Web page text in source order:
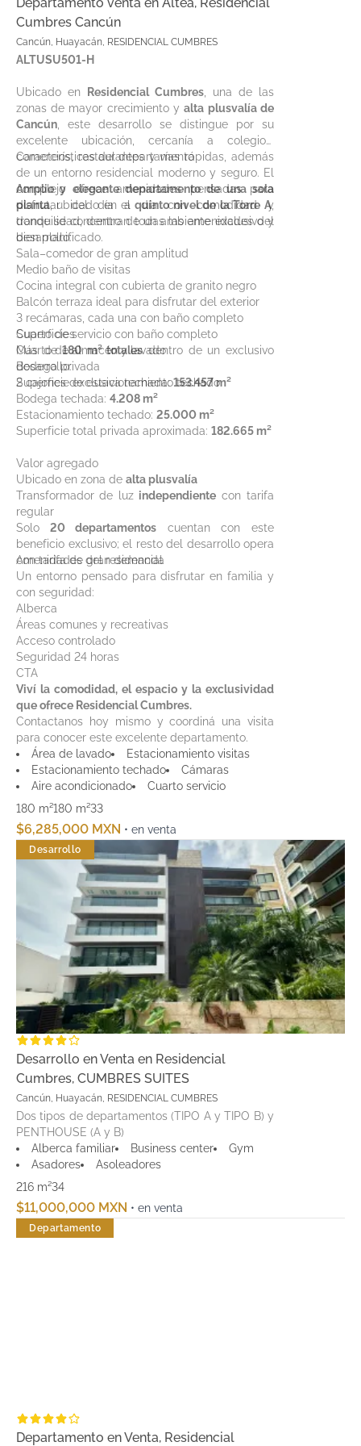
Cumbres Cancún
Cancún, Huayacán, RESIDENCIAL CUMBRES
ALTUSU501-H
Ubicado en Residencial Cumbres , una de las
zonas de mayor crecimiento y alta plusvalía de
Cancún , este desarrollo se distingue por su
excelente ubicación, cercanía a colegios,
comercios, restaurantes y vías rápidas, además
de un entorno residencial moderno y seguro. El
complejo ofrece amenidades pensadas para
disfrutar del día a día con comodidad y
tranquilidad, dentro de un ambiente exclusivo y
bien planificado.
Características del departamento
Amplio y elegante departamento de una sola
planta, ubicado en el quinto nivel de la Torre A,
donde se concentran todas las amenidades del
desarrollo:
Sala–comedor de gran amplitud
Medio baño de visitas
Cocina integral con cubierta de granito negro
Balcón terraza ideal para disfrutar del exterior
3 recámaras, cada una con baño completo
Cuarto de servicio con baño completo
Cuarto de almacén y lavado
Bodega privada
2 cajones de estacionamiento techado
Superficies
Más de180 m² totalesdentro de un exclusivo
desarrollo:
Superficie exclusiva techada:153.457 m²
Bodega techada: 4.208 m²
Estacionamiento techado: 25.000 m²
Superficie total privada aproximada: 182.665 m²
Valor agregado
Ubicado en zona de alta plusvalía
Transformador de luz independiente con tarifa
regular
Solo 20 departamentos cuentan con este
beneficio exclusivo; el resto del desarrollo opera
con tarifa de gran demanda
Amenidades del residencial
Un entorno pensado para disfrutar en familia y
con seguridad:
Alberca
Áreas comunes y recreativas
Acceso controlado
Seguridad 24 horas
CTA
Viví la comodidad, el espacio y la exclusividad
que ofrece Residencial Cumbres.
Contactanos hoy mismo y coordiná una visita
para conocer este excelente departamento.
Área de lavado
Estacionamiento visitas
Estacionamiento techado
Cámaras
Aire acondicionado
Cuarto servicio
180 m²180 m²33
$6,285,000 MXN • en venta
Desarrollo
Desarrollo en Venta en Residencial
Cumbres, CUMBRES SUITES
Cancún, Huayacán, RESIDENCIAL CUMBRES
Dos tipos de departamentos (TIPO A y TIPO B) y
PENTHOUSE (A y B)
Alberca familiar
Business center
Gym
Asadores
Asoleadores
216 m²34
$11,000,000 MXN • en venta
Departamento
Departamento en Venta, Residencial